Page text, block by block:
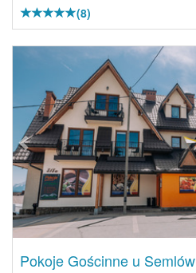
(8)
Previous
Pokoje Gościnne u Semlów